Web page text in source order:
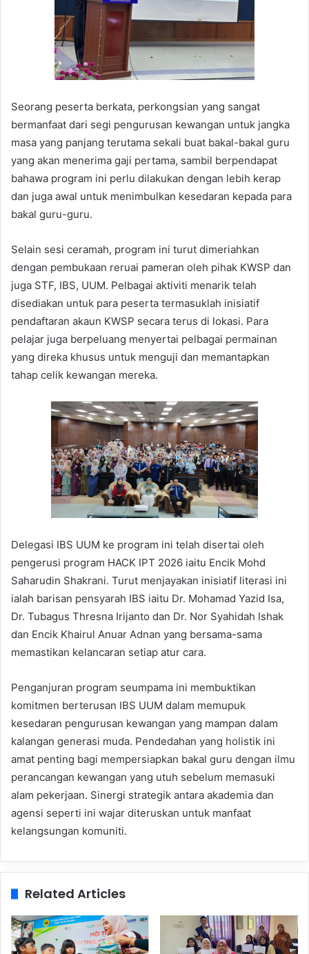
Seorang peserta berkata, perkongsian yang sangat
bermanfaat dari segi pengurusan kewangan untuk jangka
masa yang panjang terutama sekali buat bakal-bakal guru
yang akan menerima gaji pertama, sambil berpendapat
bahawa program ini perlu dilakukan dengan lebih kerap
dan juga awal untuk menimbulkan kesedaran kepada para
bakal guru-guru.
Selain sesi ceramah, program ini turut dimeriahkan
dengan pembukaan reruai pameran oleh pihak KWSP dan
juga STF, IBS, UUM. Pelbagai aktiviti menarik telah
disediakan untuk para peserta termasuklah inisiatif
pendaftaran akaun KWSP secara terus di lokasi. Para
pelajar juga berpeluang menyertai pelbagai permainan
yang direka khusus untuk menguji dan memantapkan
tahap celik kewangan mereka.
Delegasi IBS UUM ke program ini telah disertai oleh
pengerusi program HACK IPT 2026 iaitu Encik Mohd
Saharudin Shakrani. Turut menjayakan inisiatif literasi ini
ialah barisan pensyarah IBS iaitu Dr. Mohamad Yazid Isa,
Dr. Tubagus Thresna Irijanto dan Dr. Nor Syahidah Ishak
dan Encik Khairul Anuar Adnan yang bersama-sama
memastikan kelancaran setiap atur cara.
Penganjuran program seumpama ini membuktikan
komitmen berterusan IBS UUM dalam memupuk
kesedaran pengurusan kewangan yang mampan dalam
kalangan generasi muda. Pendedahan yang holistik ini
amat penting bagi mempersiapkan bakal guru dengan ilmu
perancangan kewangan yang utuh sebelum memasuki
alam pekerjaan. Sinergi strategik antara akademia dan
agensi seperti ini wajar diteruskan untuk manfaat
kelangsungan komuniti.
Related Articles